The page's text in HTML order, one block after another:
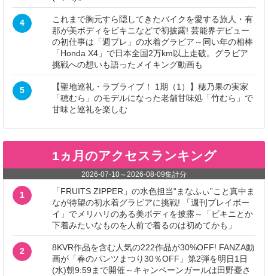
4
これまで胸元すら隠してきたバイクを愛する旅人・有
那が美ボディをビキニなどで初披露! 芸能界デビュー
の初仕事は「週プレ」の水着グラビア～同い年の相棒
「Honda X4」で日本全国2万km以上走破。グラビア
挑戦への想いも語ったメイキング動画も
5
【聖地巡礼・ラブライブ！ 1期（1）】穂乃果の実家
「穂むら」のモデルになった老舗甘味処「竹むら」で
甘味と巡礼を楽しむ
1ヵ月のアクセスランキング
2026-07-10～2026-08-09集計分
1
「FRUITS ZIPPER」の水色担当“まなふぃ”こと真中ま
なが待望の初水着グラビアに挑戦! 「週刊プレイボー
イ」でメリハリのある美ボディを披露～「ビキニとか
下着みたいなものを人前で着るのは初めてかも」
2
8KVR作品を含む人気の222作品が30%OFF! FANZA動
画が「春のパンツまつり30％OFF」第2弾を明日1日
(水)朝9:59まで開催～キャンペーンガールは田野憂さ